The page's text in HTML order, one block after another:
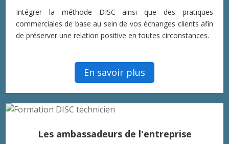
Intégrer la méthode DISC ainsi que des pratiques
commerciales de base au sein de vos échanges clients afin
de préserver une relation positive en toutes circonstances.
En savoir plus
Les ambassadeurs de l'entreprise